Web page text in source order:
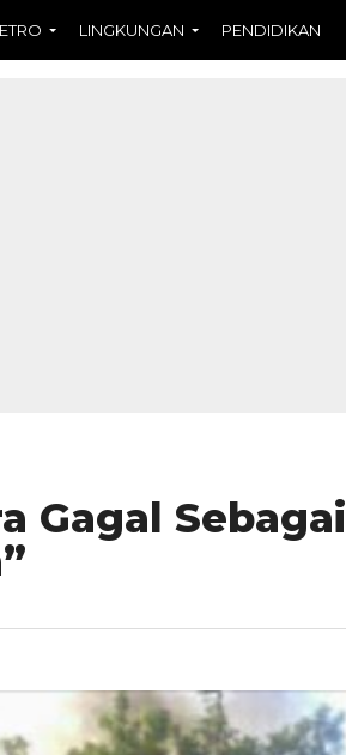
LINGKUNGAN PENDIDIKAN
Gagal Sebagai